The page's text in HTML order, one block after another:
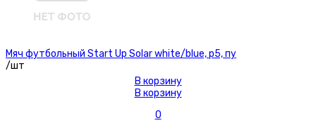
Мяч футбольный Start Up Solar white/blue, р5, пу
/шт
В корзину
В корзину
0